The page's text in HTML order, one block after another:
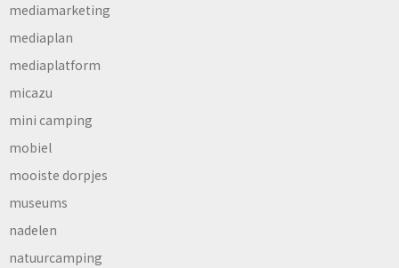
mediamarketing
mediaplan
mediaplatform
micazu
mini camping
mobiel
mooiste dorpjes
museums
nadelen
natuurcamping